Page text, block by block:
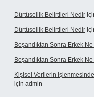
Dürtüsellik Belirtileri Nedir
Dürtüsellik Belirtileri Nedir
Boşandıktan Sonra Erkek
Boşandıktan Sonra Erkek
Kişisel Verilerin
için admin